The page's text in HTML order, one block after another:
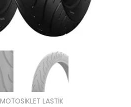
MOTOSIKLET LASTIK